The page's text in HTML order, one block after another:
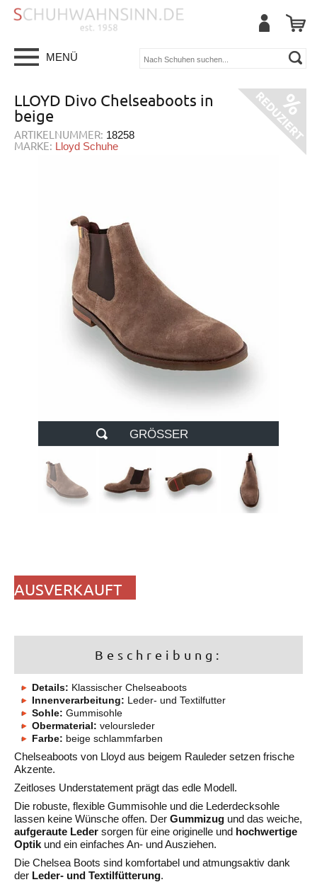
MENÜ
LLOYD Divo Chelseaboots in
beige
ARTIKELNUMMER: 18258
MARKE: Lloyd Schuhe
GRÖSSER
AUSVERKAUFT
Beschreibung:
Details: Klassischer Chelseaboots
Innenverarbeitung: Leder- und Textilfutter
Sohle: Gummisohle
Obermaterial: veloursleder
Farbe: beige schlammfarben
Chelseaboots von Lloyd aus beigem Rauleder setzen frische
Akzente.
Zeitloses Understatement prägt das edle Modell.
Die robuste, flexible Gummisohle und die Lederdecksohle
lassen keine Wünsche offen. Der Gummizug und das weiche,
aufgeraute Leder sorgen für eine originelle und hochwertige
Optik und ein einfaches An- und Ausziehen.
Die Chelsea Boots sind komfortabel und atmungsaktiv dank
der Leder- und Textilfütterung.